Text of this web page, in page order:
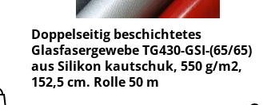
Doppelseitig beschichtetes
Glasfasergewebe TG430-GSI-(65/65)
aus Silikon kautschuk, 550 g/m2,
152,5 cm. Rolle 50 m